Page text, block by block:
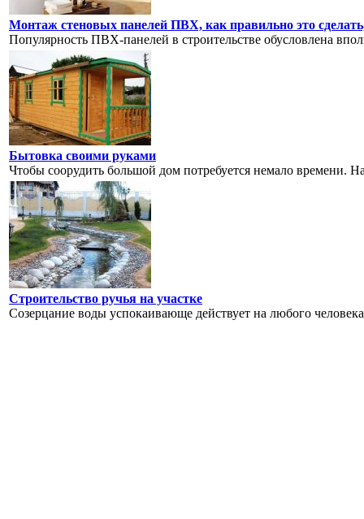
Монтаж стеновых панелей ПВХ, как правильно это
Популярность ПВХ-панелей в строительстве обусловлена
Бытовка своими руками
Чтобы соорудить большой дом потребуется немало времени.
Строительство ручья на участке
Созерцание воды успокаивающе действует на любого